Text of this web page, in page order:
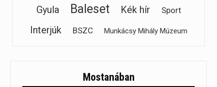
Gyula
Baleset Kék hír Sport
Interjúk BSZC Munkácsy Mihály Múzeum
Mostanában